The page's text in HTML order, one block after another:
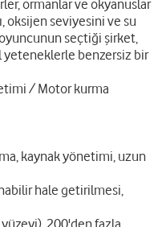
ormanlar ve okyanuslar
oksijen seviyesini ve su
oyuncunun seçtiği şirket,
yeteneklerle benzersiz bir
/ Motor kurma
kaynak yönetimi, uzun
hale getirilmesi,
200'den fazla